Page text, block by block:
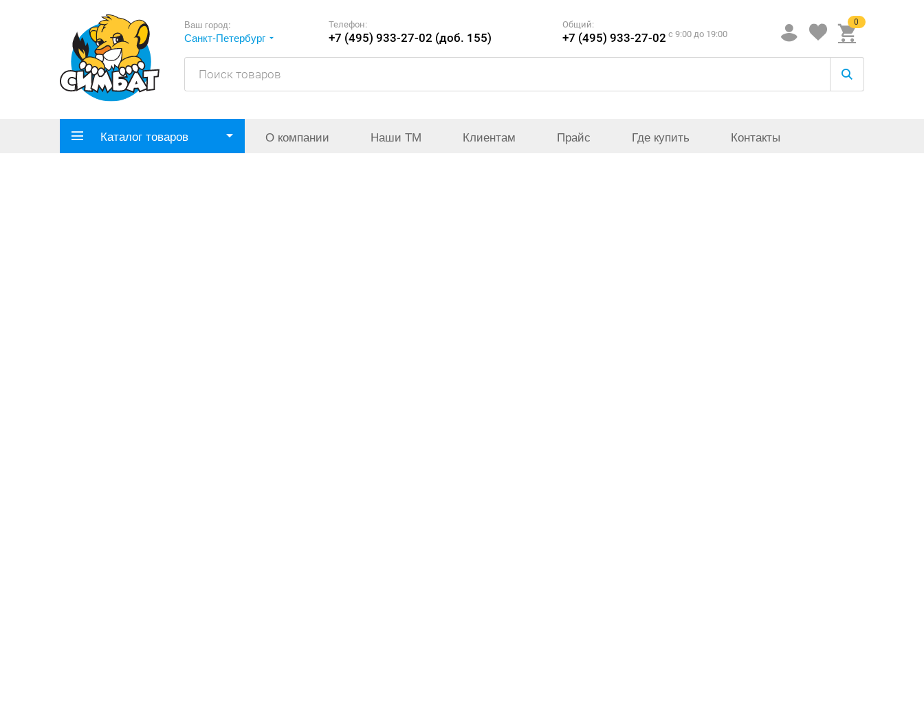
Ваш город:
Санкт-Петербург
Телефон:
+7 (495) 933-27-02 (доб. 155)
Общий:
+7 (495) 933-27-02 c 9:00 до 19:00
0
Каталог товаров О компании Наши ТМ Клиентам Прайс Где купить Контакты